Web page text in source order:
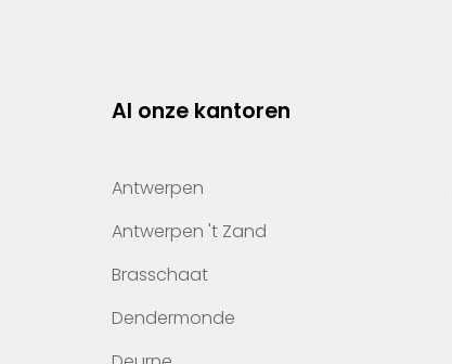
Al onze kantoren
Antwerpen
Antwerpen 't Zand
Brasschaat
Dendermonde